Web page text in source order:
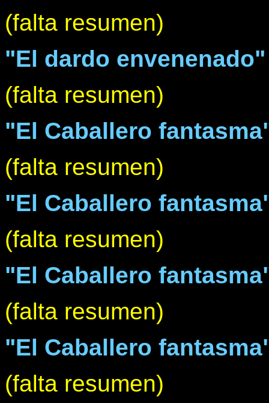
(falta resumen)
"El dardo envenenado"
(falta resumen)
"El Caballero
(falta resumen)
"El Caballero
(falta resumen)
"El Caballero
(falta resumen)
"El Caballero
(falta resumen)